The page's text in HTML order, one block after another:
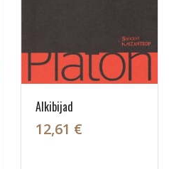
Alkibijad
12,61 €